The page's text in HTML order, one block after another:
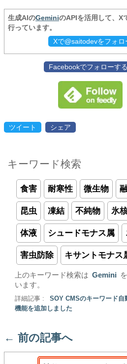
生成AIのGeminiのAPIを活用して、X
行っています。
Xで@saitodevをフォロ
Facebookでフォローする
ツイート シェア
キーワード検索
食害 耐寒性 微生物
昆虫 凍結 不純物 氷
体液 シュードモナス属
害虫防除 キサントモナス
上のキーワード検索は Gemini
います。
詳細記事 :
SOY CMSのキーワード
機能を追加しました
← 前の記事へ